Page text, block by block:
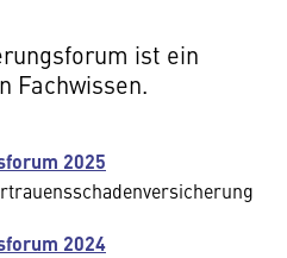
ist ein
Fachwissen.
2025
2024